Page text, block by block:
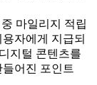
마일리지 적립
자에게 지급되
지털 콘텐츠를
어진 포인트